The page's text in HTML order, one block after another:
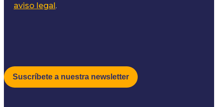
aviso legal .